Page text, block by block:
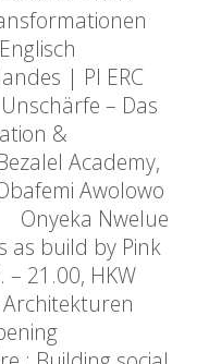
| PI ERC
– Das
&
Academy,
Awolowo
Nwelue
build by Pink
21.00, HKW
| opening